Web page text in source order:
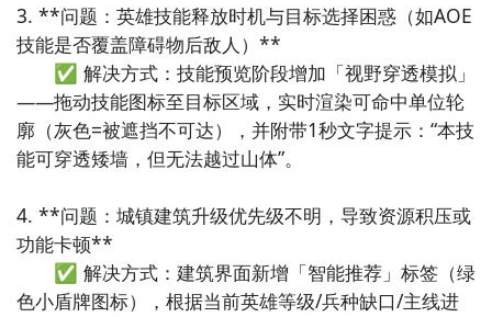
步骤2：关注大事件列表，每次英雄战纪：无敌测试的时
间都会最新发布，这是九游独家的哦；
3. **问题：英雄技能释放时机与目标选择困惑（如AOE
技能是否覆盖障碍物后敌人）**
✅ 解决方式：技能预览阶段增加「视野穿透模拟」
——拖动技能图标至目标区域，实时渲染可命中单位轮
廓（灰色=被遮挡不可达），并附带1秒文字提示：“本技
能可穿透矮墙，但无法越过山体”。
4. **问题：城镇建筑升级优先级不明，导致资源积压或
功能卡顿**
✅ 解决方式：建筑界面新增「智能推荐」标签（绿
色小盾牌图标），根据当前英雄等级/兵种缺口/主线进